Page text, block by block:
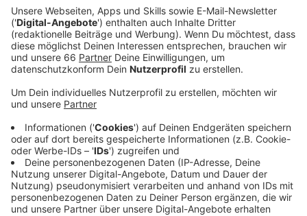
der Polizei begleitet - wurde dann aber Am Wehrhahn
gestoppt. Aktuell werden die Aktivistinnen und
Aktivisten von der Polizei von der Straße getragen;
angeklebt haben sie sich heute nicht.
Kritik an der Letzten Generation wird lauter
Anzeige
An den Protesten der "Letzten Generation" gibt es